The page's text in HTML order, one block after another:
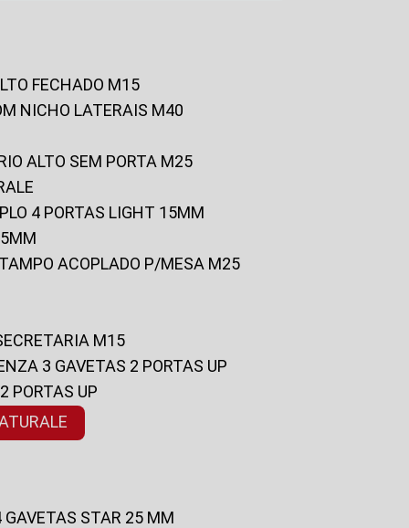
FECHADO M15
NICHO LATERAIS M40
ALTO SEM PORTA M25
4 PORTAS LIGHT 15MM
ACOPLADO P/MESA M25
M15
3 GAVETAS 2 PORTAS UP
PORTAS UP
GAVETAS STAR 25 MM